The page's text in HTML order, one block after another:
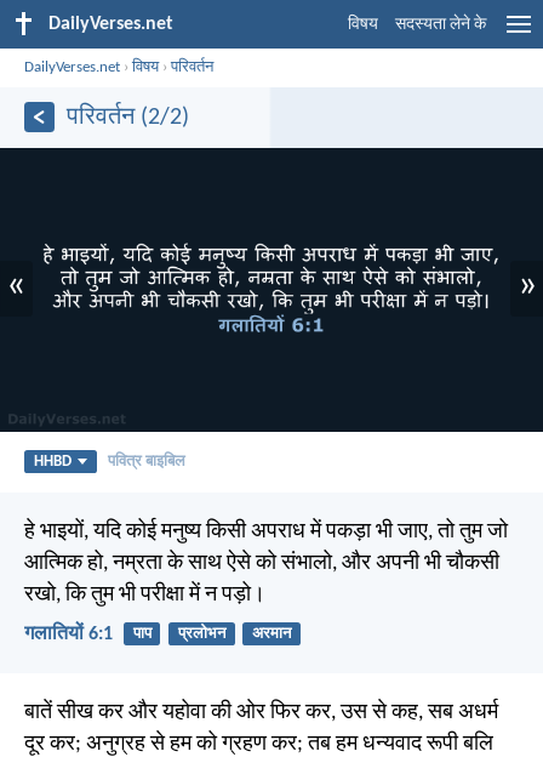
DailyVerses.net विषय सदस्यता लेने के
DailyVerses.net ›विषय›परिवर्तन
परिवर्तन (2/2)
« »
HHBD पवित्र बाइबिल
हे भाइयों, यदि कोई मनुष्य किसी अपराध में पकड़ा भी जाए, तो तुम जो
आत्मिक हो, नम्रता के साथ ऐसे को संभालो, और अपनी भी चौकसी
रखो, कि तुम भी परीक्षा में न पड़ो।
गलातियों 6:1 पाप प्रलोभन अरमान
बातें सीख कर और यहोवा की ओर फिर कर, उस से कह, सब अधर्म
दूर कर; अनुग्रह से हम को ग्रहण कर; तब हम धन्यवाद रूपी बलि